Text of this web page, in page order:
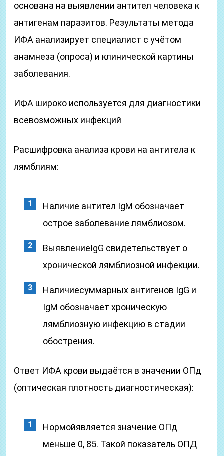
основана на выявлении антител человека к
антигенам паразитов. Результаты метода
ИФА анализирует специалист с учётом
анамнеза (опроса) и клинической картины
заболевания.
ИФА широко используется для диагностики
всевозможных инфекций
Расшифровка анализа крови на антитела к
лямблиям:
Наличие антител IgM обозначает
острое заболевание лямблиозом.
ВыявлениеIgG свидетельствует о
хронической лямблиозной инфекции.
Наличиесуммарных антигенов IgG и
IgM обозначает хроническую
лямблиозную инфекцию в стадии
обострения.
Ответ ИФА крови выдаётся в значении ОПд
(оптическая плотность диагностическая):
Нормойявляется значение ОПд
меньше 0, 85. Такой показатель ОПД